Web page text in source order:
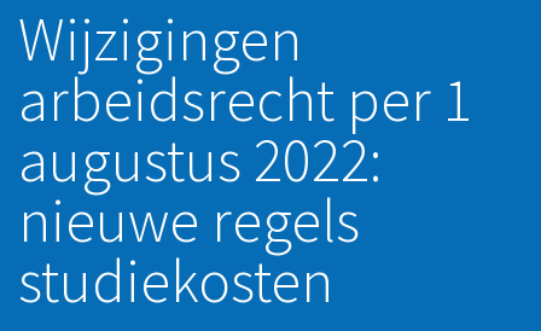
Diensten
Accountancy
Audit
Bedrijfsoverdracht en opvolging
Business Intelligence
Corporate finance
Klantverhalen
Nieuws en blogs
Kennisdossiers
Over ons
Wijzigingen
arbeidsrecht per 1
augustus 2022:
nieuwe regels
studiekosten